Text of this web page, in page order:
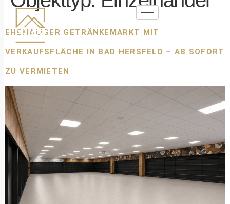
EHEMALIGER GETRÄNKEMARKT MIT
VERKAUFSFLÄCHE IN BAD HERSFELD – AB SOFORT
ZU VERMIETEN